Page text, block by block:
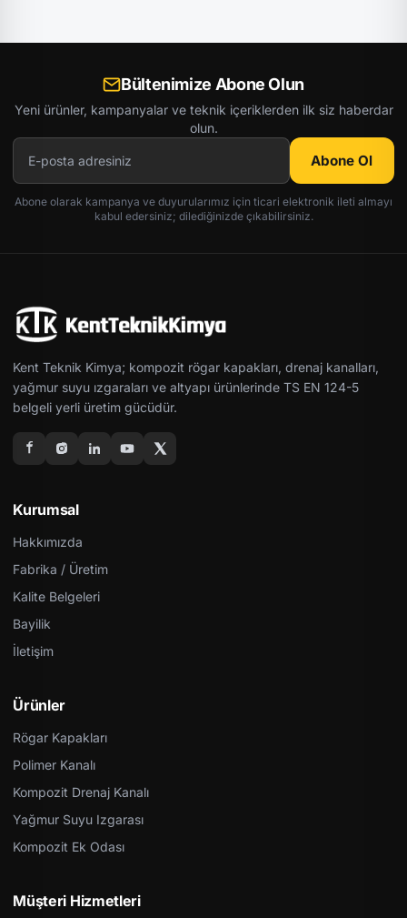
Bültenimize Abone Olun
Yeni ürünler, kampanyalar ve teknik içeriklerden ilk siz haberdar
olun.
Abone Ol
Abone olarak kampanya ve duyurularımız için ticari elektronik ileti almayı
kabul edersiniz; dilediğinizde çıkabilirsiniz.
Kent Teknik Kimya; kompozit rögar kapakları, drenaj kanalları,
yağmur suyu ızgaraları ve altyapı ürünlerinde TS EN 124-5
belgeli yerli üretim gücüdür.
Kurumsal
Hakkımızda
Fabrika / Üretim
Kalite Belgeleri
Bayilik
İletişim
Ürünler
Rögar Kapakları
Polimer Kanalı
Kompozit Drenaj Kanalı
Yağmur Suyu Izgarası
Kompozit Ek Odası
Müşteri Hizmetleri